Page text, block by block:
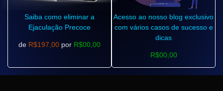
Saiba como eliminar a
Ejaculação Precoce
de R$197,00 por R$00,00
Acesso ao nosso blog exclusivo
com vários casos de sucesso e
dicas
R$00,00